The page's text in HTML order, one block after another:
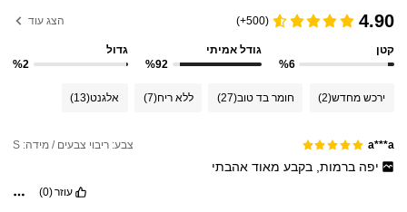
4.90
(500+) הצג עוד
קטן
%6
גודל אמיתי
%92
גדול
%2
ירכש מחדש(2) חומר בד טוב(27) ללא ריח(7) אלגנט(13)
a***a צבע: ריבוי צבעים / מידה: S
יפה ברמות, בקבע מאוד אהבתי
עוזר(0)